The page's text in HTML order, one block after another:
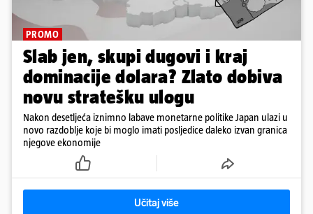
PROMO
Slab jen, skupi dugovi i kraj
dominacije dolara? Zlato dobiva
novu stratešku ulogu
Nakon desetljeća iznimno labave monetarne politike Japan ulazi u
novo razdoblje koje bi moglo imati posljedice daleko izvan granica
njegove ekonomije
Učitaj više